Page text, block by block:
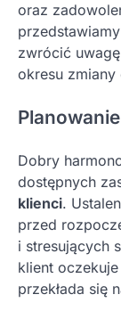
oraz
zwrócić
okresu
Dobry
dostępnych
klienci.
przed
i stresujących
klient
przekłada się